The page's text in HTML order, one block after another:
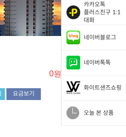
카카오톡
플러스친구 1:1
대화
네이버블로그
네이버톡톡
화이트샌즈쇼핑
오늘 본 상품
0원~
요금보기